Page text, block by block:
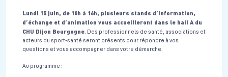
Lundi 15 juin, de 10h à 16h, plusieurs stands d’information,
d’échange et d’animation vous accueilleront dans le hall A du
CHU Dijon Bourgogne . Des professionnels de santé, associations et
acteurs du sport-santé seront présents pour répondre à vos
questions et vous accompagner dans votre démarche.
Au programme :